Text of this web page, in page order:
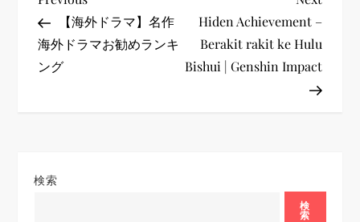
稿
ナ
ー
Post
【海外ドラマ】名作
海外ドラマお勧めランキ
ング
Post
Hiden Achievement –
Berakit rakit ke Hulu
Bishui | Genshin Impact
検索
検
索